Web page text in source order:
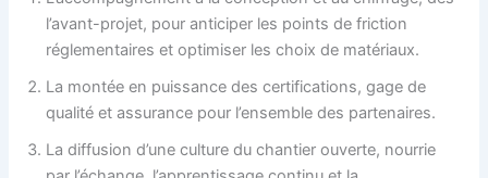
l’avant-projet, pour anticiper les points de friction
réglementaires et optimiser les choix de matériaux.
La montée en puissance des certifications, gage de
qualité et assurance pour l’ensemble des partenaires.
La diffusion d’une culture du chantier ouverte, nourrie